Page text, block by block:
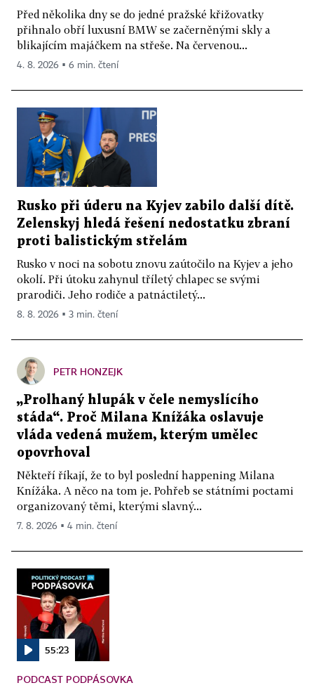
Před několika dny se do jedné pražské křižovatky
přihnalo obří luxusní BMW se začerněnými skly a
blikajícím majáčkem na střeše. Na červenou...
4. 8. 2026 ▪ 6 min. čtení
Rusko při úderu na Kyjev zabilo další dítě.
Zelenskyj hledá řešení nedostatku zbraní
proti balistickým střelám
Rusko v noci na sobotu znovu zaútočilo na Kyjev a jeho
okolí. Při útoku zahynul tříletý chlapec se svými
prarodiči. Jeho rodiče a patnáctiletý...
8. 8. 2026 ▪ 3 min. čtení
PETR HONZEJK
„Prolhaný hlupák v čele nemyslícího
stáda“. Proč Milana Knížáka oslavuje
vláda vedená mužem, kterým umělec
opovrhoval
Někteří říkají, že to byl poslední happening Milana
Knížáka. A něco na tom je. Pohřeb se státními poctami
organizovaný těmi, kterými slavný...
7. 8. 2026 ▪ 4 min. čtení
55:23
PODCAST PODPÁSOVKA